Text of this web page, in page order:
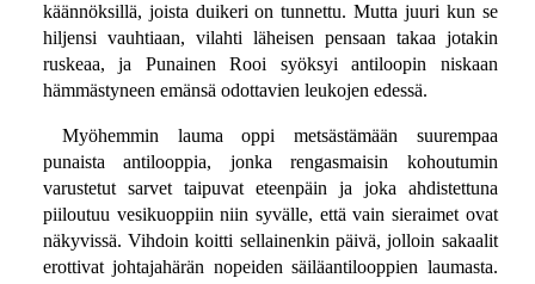
käännöksillä, joista duikeri on tunnettu. Mutta juuri kun se
hiljensi vauhtiaan, vilahti läheisen pensaan takaa jotakin
ruskeaa, ja Punainen Rooi syöksyi antiloopin niskaan
hämmästyneen emänsä odottavien leukojen edessä.
Myöhemmin lauma oppi metsästämään suurempaa
punaista antilooppia, jonka rengasmaisin kohoutumin
varustetut sarvet taipuvat eteenpäin ja joka ahdistettuna
piiloutuu vesikuoppiin niin syvälle, että vain sieraimet ovat
näkyvissä. Vihdoin koitti sellainenkin päivä, jolloin sakaalit
erottivat johtajahärän nopeiden säiläantilooppien laumasta.